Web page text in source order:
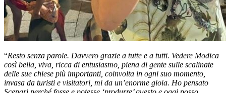
“Resto senza parole. Davvero grazie a tutte e a tutti. Vedere Modica
così bella, viva, ricca di entusiasmo, piena di gente sulle scalinate
delle sue chiese più importanti, coinvolta in ogni suo momento,
invasa da turisti e visitatori, mi da un’enorme gioia. Ho pensato